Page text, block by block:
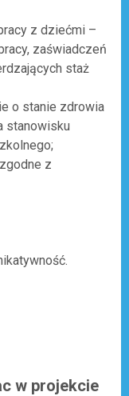
z dziećmi –
zaświadczeń
staż
o stanie zdrowia
stanowisku
z
w projekcie